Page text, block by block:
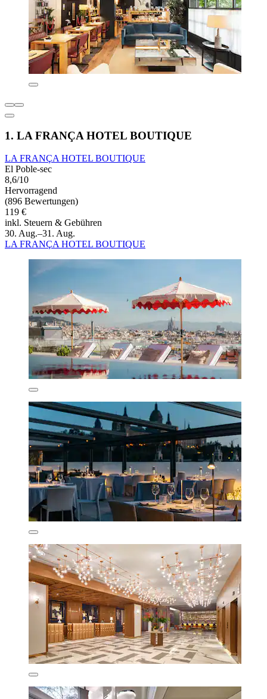
1. LA FRANÇA HOTEL BOUTIQUE
LA FRANÇA HOTEL BOUTIQUE
El Poble-sec
8,6/10
Hervorragend
(896 Bewertungen)
119 €
inkl. Steuern & Gebühren
30. Aug.–31. Aug.
LA FRANÇA HOTEL BOUTIQUE